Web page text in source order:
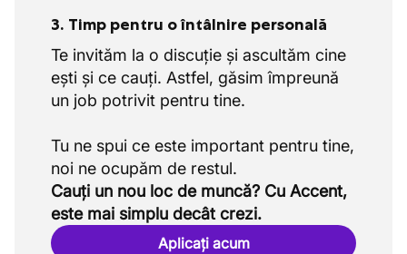
3. Timp pentru o întâlnire personală
Te invităm la o discuție și ascultăm cine
ești și ce cauți. Astfel, găsim împreună
un job potrivit pentru tine.
Tu ne spui ce este important pentru tine,
Cauți un nou loc de muncă? Cu Accent,
este mai simplu decât crezi.
Aplicați acum